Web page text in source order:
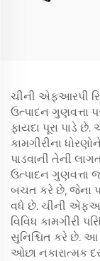
ચીની એફઆરપી
ઉત્પાદન ગુણવત્તા
ફાયદા પૂરા પાડે
કામગીરીના
પાડવાની તેની
ઉત્પાદન ગુણવત્તા
બચત કરે છે, જેના
વધે છે. ચીની
વિવિધ કામગીરી
સુનિશ્ચિત કરે છે. આ
ઓછા નકારાત્મક